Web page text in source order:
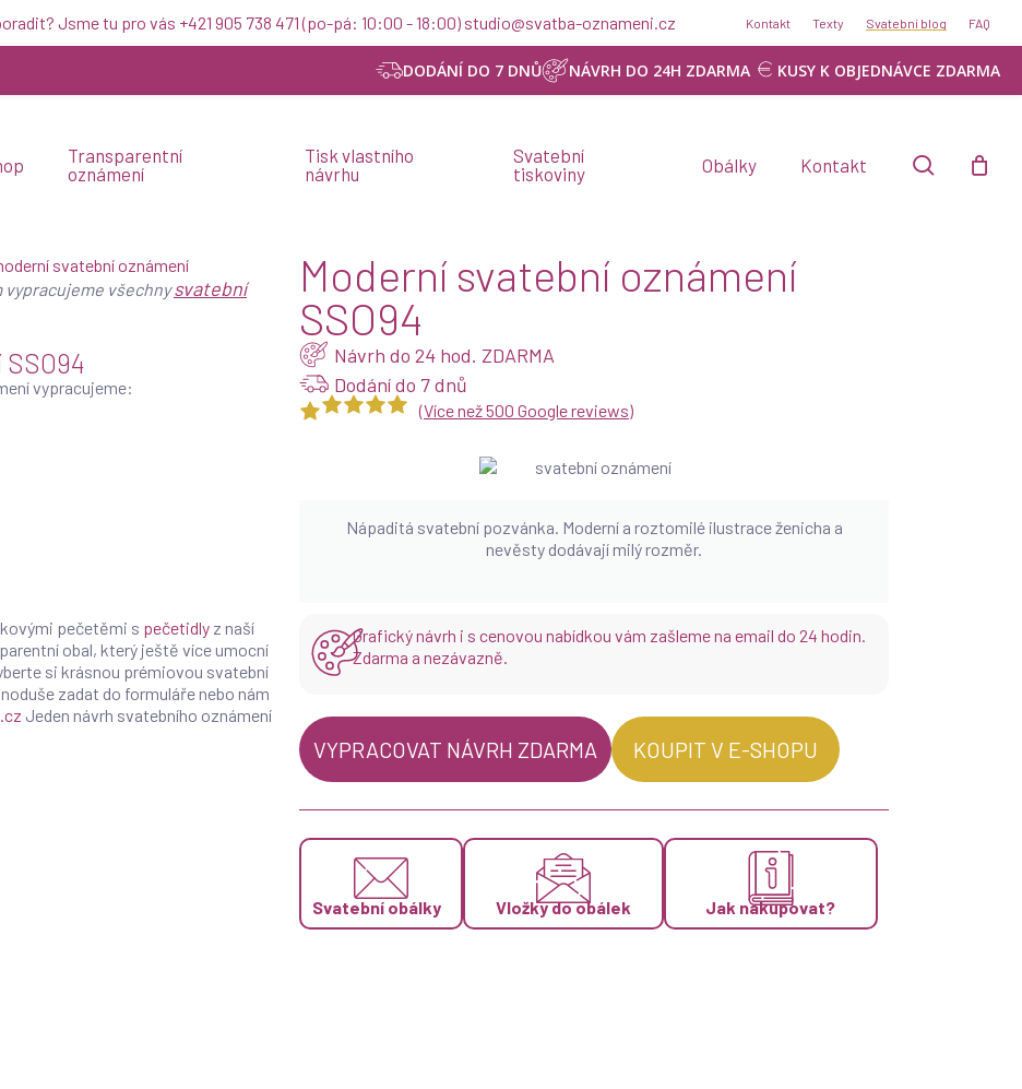
Jsme tu pro vás +421 905 738 471 (po-pá: 10:00 - 18:00) studio@svatba-oznameni.cz Kontakt Texty Svatební blog FAQ
DODÁNÍ DO 7 DNŮ NÁVRH DO 24H ZDARMA KUSY K OBJEDNÁVCE ZDARMA
Transparentní
oznámení
Tisk vlastního
návrhu
Svatební
tiskoviny
Obálky Kontakt search
vypracujeme všechnysvatební
vypracujeme:
pečetěmi s pečetidly z naší
obal, který ještě více umocní
si krásnou prémiovou svatební
zadat do formuláře nebo nám
Jeden návrh svatebního oznámení
Moderní svatební oznámení
SSO94
Návrh do 24 hod. ZDARMA
Dodání do 7 dnů
(Více než 500 Google reviews)
Nápaditá svatební pozvánka. Moderní a roztomilé ilustrace ženicha a
nevěsty dodávají milý rozměr.
Grafický návrh i s cenovou nabídkou vám zašleme na email do 24 hodin.
Zdarma a nezávazně.
VYPRACOVAT NÁVRH ZDARMA KOUPIT V E-SHOPU
Svatební obálky Vložky do obálek Jak nakupovat?